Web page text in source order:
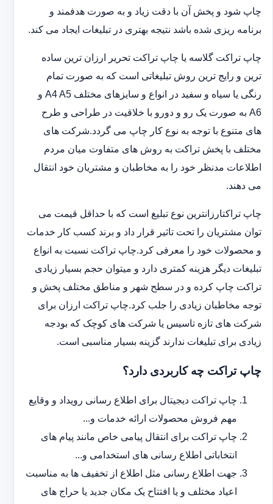
چاپ شود و پخش آن با دقت زیاد و به صورت هدفمند و
برنامه ریزی شده باشد نتیجه بهتری در تبلیغات ایجاد می کند.
چاپ تراکت گلاسه یا چاپ تراکت تحریر ارزان ترین ساده
ترین و رایج ترین روش تبلیغاتی است که به صورت تمام
رنگی یا سیاه و سفید در انواع و سایزهای مختلف A4 A5 و
A6 به صورت یک رو و دورو با خلاقیت در طراحی و طرح
های متنوع با توجه به نوع کار چاپ می گردد.شرکت های
مختلف با پخش تراکت به روش های متفاوت میان مردم
اطلاعات مدنظر خود را به مخاطبان و مشتریان خود انتقال
می دهند.
چاپ تراکت‏ارزانترین نوع تبلیغ است که با حداقل قیمت می
توان مشتریان را تحت تاثیر قرار داد و برند کسب کار خدمات
و محصولات خود را معرفی کرد.چاپ تراکت نسبت به انواع
تبلیغات دیگر هزینه کمتری دارد و می‎توان حجم بسیار زیادی
تراکت چاپ کرده و در سطح شهر و مناطق مختلف پخش و
توجه مخاطبان زیادی را جلب کرد.چاپ تراکت ارزان برای
شرکت های تازه تاسیس یا شرکت های کوچک که بودجه
زیادی برای تبلیغات ندارند گزینه بسیار مناسبی است.
چاپ تراکت چه کاربردی دارد؟
چاپ تراکت دیجیتال برای اطلاع رسانی رویداد و وقایع
مهم فروش محصولات ارائه خدمات و...
چاپ تراکت برای انتقال پیامی خاص مانند پیام های
انتخاباتی اطلاع رسانی های استخدامی و...
جهت اطلاع رسانی مثل اطلاع از تخفیف ها به مناسبت
اعیاد مختلف و یا افتتاح یک مکان جدید یا حراج های